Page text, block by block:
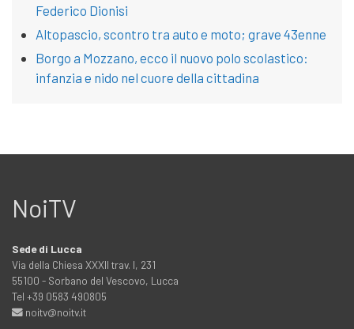
Federico Dionisi
Altopascio, scontro tra auto e moto; grave 43enne
Borgo a Mozzano, ecco il nuovo polo scolastico:
infanzia e nido nel cuore della cittadina
NoiTV
Sede di Lucca
Via della Chiesa XXXII trav. I, 231
55100 - Sorbano del Vescovo, Lucca
Tel +39 0583 490805
noitv@noitv.it